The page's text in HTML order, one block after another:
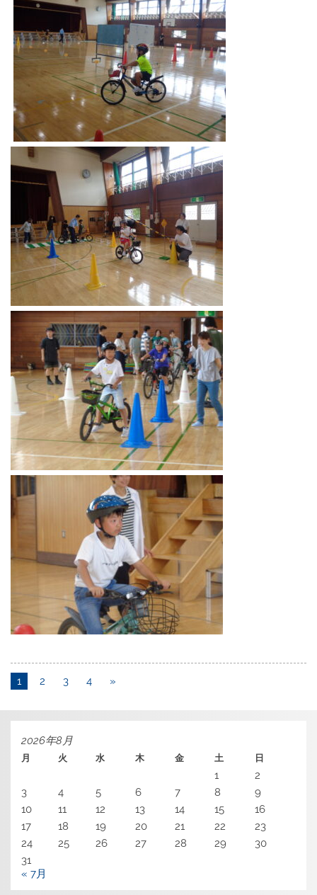
1 2 3 4 »
2026年8月
月 火 水 木 金 土 日
1
2
3
4 5 6 7 8
9
10
11 12 13 14 15
16
17
18 19 20 21 22
23
24
25 26 27 28 29
30
31
« 7月